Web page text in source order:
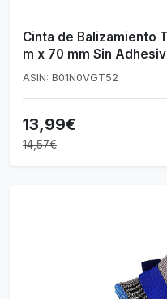
Cinta de Balizamiento
m x 70 mm Sin
ASIN: B01N0VGT52
13,99€
14,57€